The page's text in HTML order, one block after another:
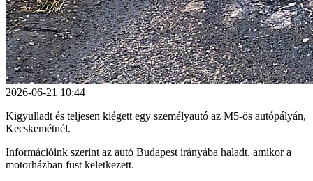
2026-06-21 10:44
Kigyulladt és teljesen kiégett egy személyautó az M5-ös autópályán,
Kecskemétnél.
Információink szerint az autó Budapest irányába haladt, amikor a
motorházban füst keletkezett.